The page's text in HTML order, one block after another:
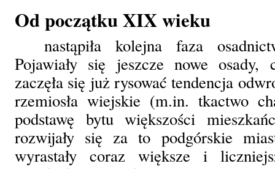
Od początku XIX wieku
nastąpiła kolejna faza
Pojawiały się jeszcze nowe osady,
zaczęła się już rysować tendencja
rzemiosła wiejskie (m.in. tkactwo
podstawę bytu większości
rozwijały się za to podgórskie
wyrastały coraz większe i